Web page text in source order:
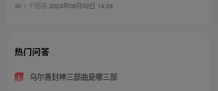
1 个回答 2024年08月02日 14:24
热门问答
1 乌尔善封神三部曲是哪三部